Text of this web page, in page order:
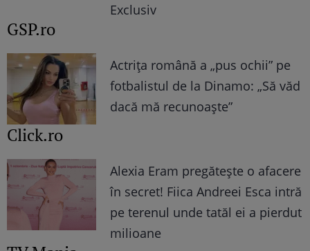
Exclusiv
GSP.ro
Actrița română a „pus ochii” pe
fotbalistul de la Dinamo: „Să văd
dacă mă recunoaște”
Click.ro
Alexia Eram pregătește o afacere
în secret! Fiica Andreei Esca intră
pe terenul unde tatăl ei a pierdut
milioane